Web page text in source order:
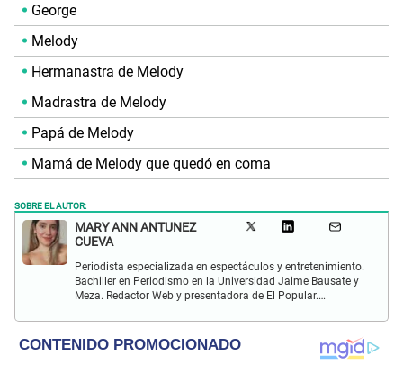
George
Melody
Hermanastra de Melody
Madrastra de Melody
Papá de Melody
Mamá de Melody que quedó en coma
SOBRE EL AUTOR:
MARY ANN ANTUNEZ
CUEVA
Periodista especializada en espectáculos y entretenimiento.
Bachiller en Periodismo en la Universidad Jaime Bausate y
Meza. Redactor Web y presentadora de El Popular.
y espectáculos internacional.